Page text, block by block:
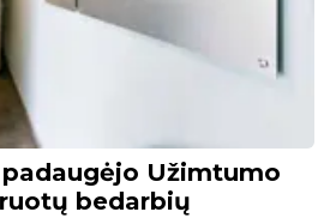
Užimtumo
bedarbių